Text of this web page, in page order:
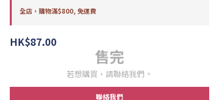
全店，購物滿$800, 免運費
HK$87.00
售完
若想購買，請聯絡我們。
聯絡我們